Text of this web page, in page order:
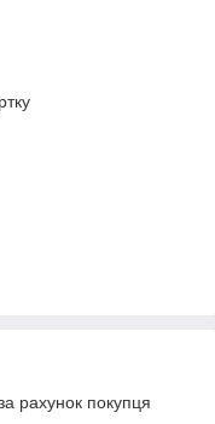
рахунок покупця